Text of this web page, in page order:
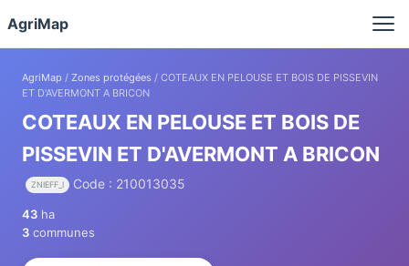
AgriMap
AgriMap / Zones protégées / COTEAUX EN PELOUSE ET BOIS DE PISSEVIN
ET D'AVERMONT A BRICON
COTEAUX EN PELOUSE ET BOIS DE
PISSEVIN ET D'AVERMONT A BRICON
ZNIEFF_I Code : 210013035
43 ha
3 communes